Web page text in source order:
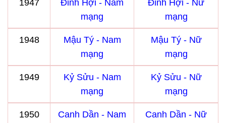
1947
Đinh Hợi - Nam
mạng
Đinh Hợi - Nữ
mạng
1948
Mậu Tý - Nam
mạng
Mậu Tý - Nữ
mạng
1949
Kỷ Sửu - Nam
mạng
Kỷ Sửu - Nữ
mạng
1950
Canh Dần - Nam
Canh Dần - Nữ